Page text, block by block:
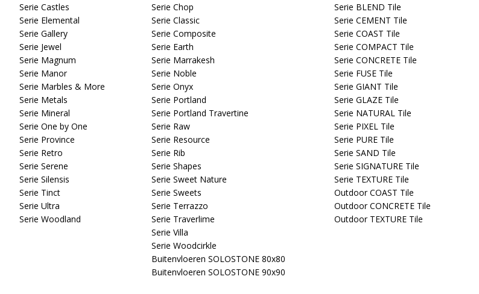
Serie Castles
Serie Elemental
Serie Gallery
Serie Jewel
Serie Magnum
Serie Manor
Serie Marbles & More
Serie Metals
Serie Mineral
Serie One by One
Serie Province
Serie Retro
Serie Serene
Serie Silensis
Serie Tinct
Serie Ultra
Serie Woodland
Serie Chop
Serie Classic
Serie Composite
Serie Earth
Serie Marrakesh
Serie Noble
Serie Onyx
Serie Portland
Serie Portland Travertine
Serie Raw
Serie Resource
Serie Rib
Serie Shapes
Serie Sweet Nature
Serie Sweets
Serie Terrazzo
Serie Traverlime
Serie Villa
Serie Woodcirkle
Buitenvloeren SOLOSTONE 80x80
Buitenvloeren SOLOSTONE 90x90
Serie BLEND Tile
Serie CEMENT Tile
Serie COAST Tile
Serie COMPACT Tile
Serie CONCRETE Tile
Serie FUSE Tile
Serie GIANT Tile
Serie GLAZE Tile
Serie NATURAL Tile
Serie PIXEL Tile
Serie PURE Tile
Serie SAND Tile
Serie SIGNATURE Tile
Serie TEXTURE Tile
Outdoor COAST Tile
Outdoor CONCRETE Tile
Outdoor TEXTURE Tile